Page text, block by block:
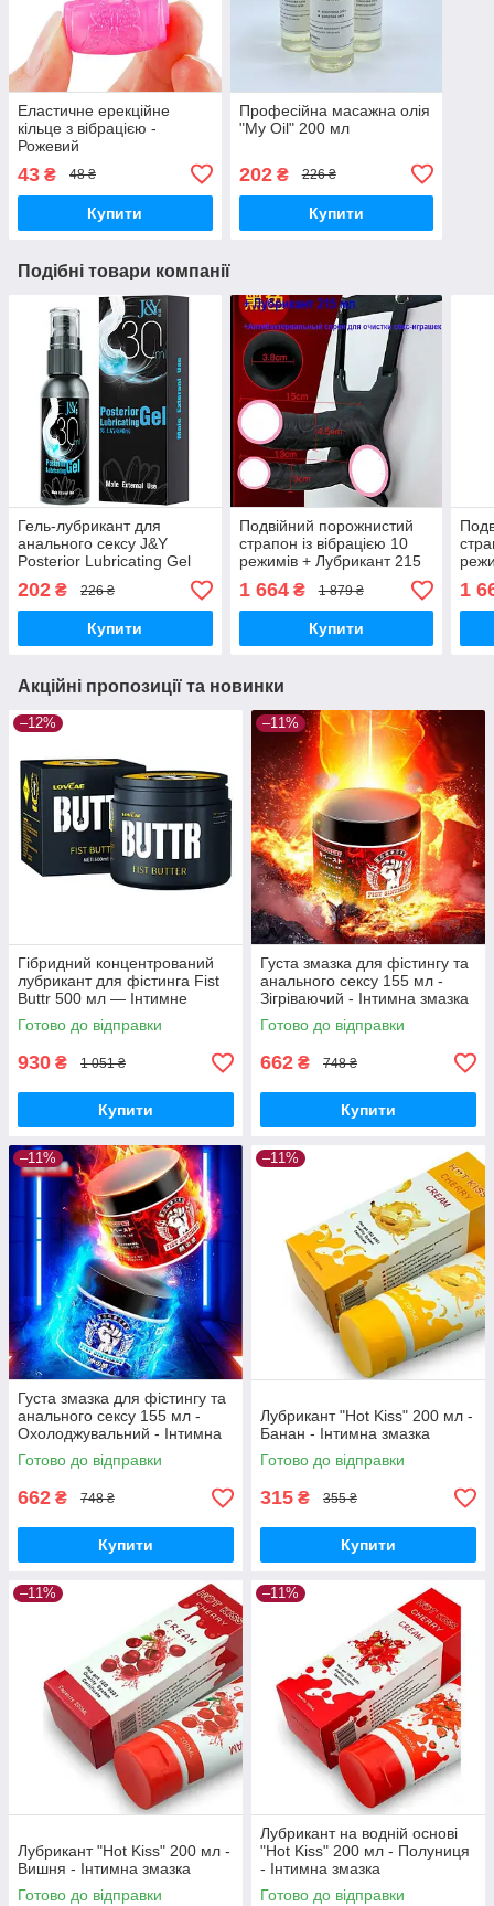
Еластичне ерекційне
кільце з вібрацією -
Рожевий
43 ₴ 48 ₴
Купити
Професійна масажна олія
"My Oil" 200 мл
202₴ 226 ₴
Купити
Подібні товари компанії
Гель-лубрикант для
анального сексу J&Y
Posterior Lubricating Gel
водний 20 мл з ефектом
розслаблення
202 ₴ 226 ₴
Купити
Подвійний порожнистий
страпон із вібрацією 10
режимів + Лубрикант 215
мл + Спрей для очищення
секс-іграшок Чорний
1 664₴ 1 879 ₴
Купити
мл
1
Акційні пропозиції та новинки
–12%
Гібридний концентрований
лубрикант для фістинга Fist
Buttr 500 мл — Інтимне
мастило
Готово до відправки
930 ₴ 1 051 ₴
Купити
–11%
Густа змазка для фістингу та
анального сексу 155 мл -
Зігріваючий - Інтимна змазка
Готово до відправки
662 ₴ 748 ₴
Купити
–11%
Густа змазка для фістингу та
анального сексу 155 мл -
Охолоджувальний - Інтимна
змазка
Готово до відправки
662 ₴ 748 ₴
Купити
–11%
Лубрикант "Hot Kiss" 200 мл -
Банан - Інтимна змазка
Готово до відправки
315 ₴ 355 ₴
Купити
–11%
Лубрикант "Hot Kiss" 200 мл -
Вишня - Інтимна змазка
Готово до відправки
–11%
Лубрикант на водній основі
"Hot Kiss" 200 мл - Полуниця
- Інтимна змазка
Готово до відправки